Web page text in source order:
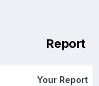
Report
Your Report